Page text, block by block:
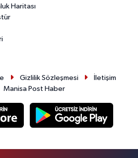
Haritası
Gizlilik Sözleşmesi
İletişim
Manisa Post Haber